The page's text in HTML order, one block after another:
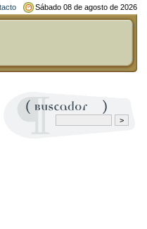
Sábado 08 de agosto de 2026